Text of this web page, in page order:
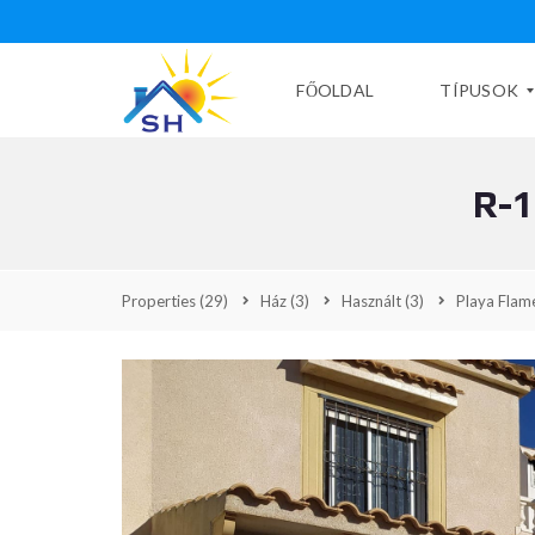
FŐOLDAL TÍPUSOK
N
Ú
J
É
R-
Properties(29) Ház(3) Használt(3) Playa